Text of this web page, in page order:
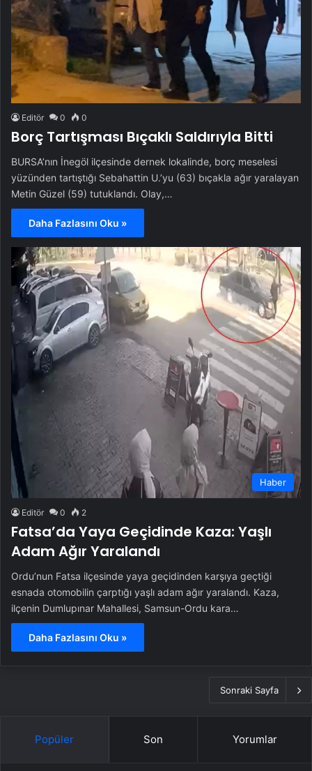
Editör 0 0
Borç Tartışması Bıçaklı Saldırıyla Bitti
BURSA’nın İnegöl ilçesinde dernek lokalinde, borç meselesi
yüzünden tartıştığı Sebahattin U.’yu (63) bıçakla ağır yaralayan
Metin Güzel (59) tutuklandı. Olay,…
Daha Fazlasını Oku »
Haber
Editör 0 2
Fatsa’da Yaya Geçidinde Kaza: Yaşlı
Adam Ağır Yaralandı
Ordu’nun Fatsa ilçesinde yaya geçidinden karşıya geçtiği
esnada otomobilin çarptığı yaşlı adam ağır yaralandı. Kaza,
ilçenin Dumlupınar Mahallesi, Samsun-Ordu kara…
Daha Fazlasını Oku »
Sonraki Sayfa
Popüler Son Yorumlar